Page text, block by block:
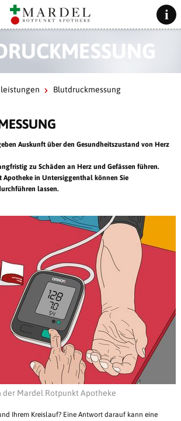
Blutdruckmessung
Auskunft über den Gesundheitszustand von Herz
zu Schäden an Herz und Gefässen führen.
Apotheke in Untersiggenthal können Sie
lassen.
der Mardel Rotpunkt Apotheke
Ihrem Kreislauf? Eine Antwort darauf kann eine